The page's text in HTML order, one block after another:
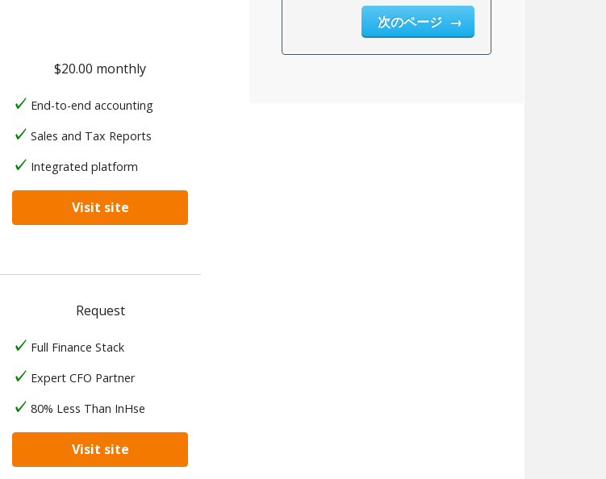
$20.00 monthly
End-to-end accounting
Sales and Tax Reports
Integrated platform
Visit site
Request
Full Finance Stack
Expert CFO Partner
80% Less Than InHse
Visit site
次のページ